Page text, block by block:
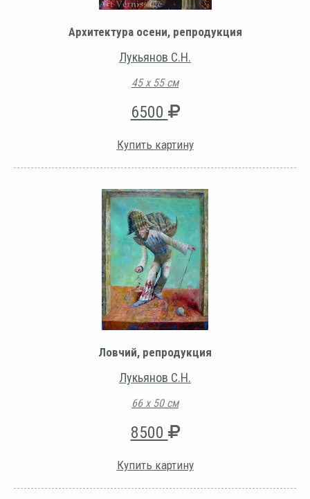
Архитектура осени, репродукция
Лукьянов С.Н.
45 х 55 см
6500
Купить картину
Ловчий, репродукция
Лукьянов С.Н.
66 х 50 см
8500
Купить картину